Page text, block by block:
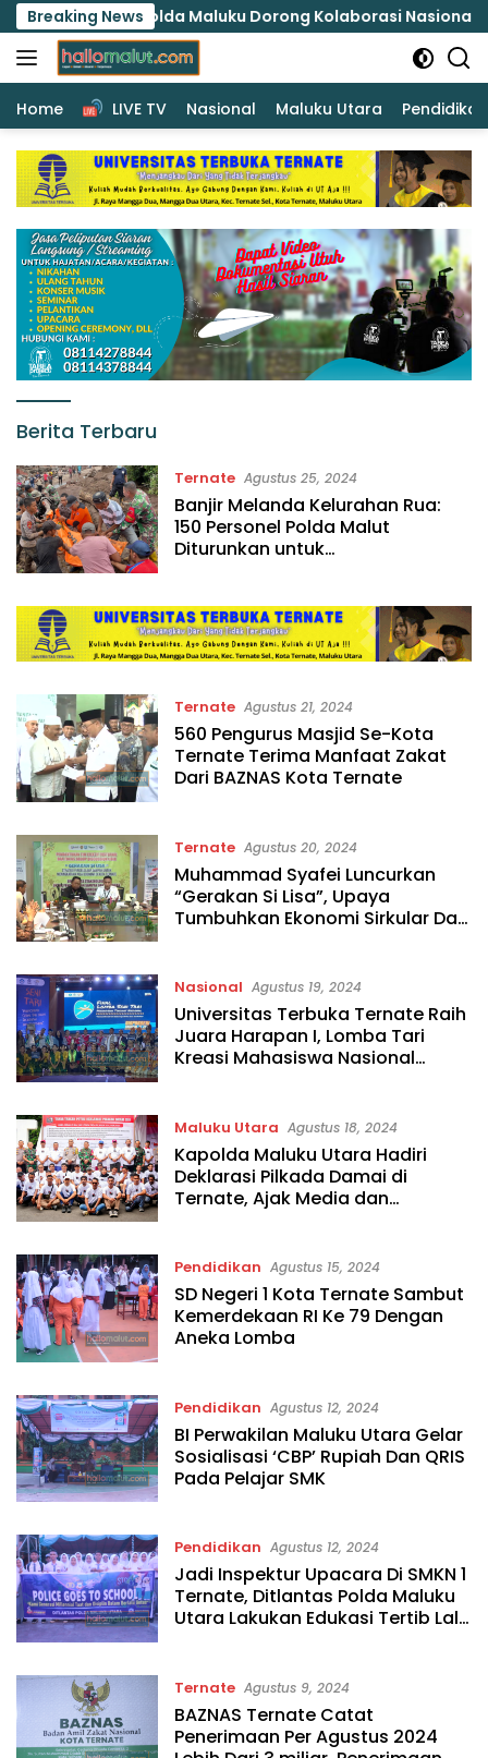
Langsung
ke
konten
Breaking News
Polda Maluku Dorong Kolaborasi Nasional Lindungi
Home LIVE TV Nasional Maluku Utara Pendidikan
hallomalut.com
Menyajikan
Informasi
Terbaru
&
Terupdate
Berita Terbaru
Ternate Agustus 25, 2024
Banjir Melanda Kelurahan Rua:
150 Personel Polda Malut
Diturunkan untuk
Ternate Agustus 21, 2024
560 Pengurus Masjid Se-Kota
Ternate Terima Manfaat Zakat
Dari BAZNAS Kota Ternate
Ternate Agustus 20, 2024
Muhammad Syafei Luncurkan
“Gerakan Si Lisa”, Upaya
Tumbuhkan Ekonomi Sirkular Dari
Nasional Agustus 19, 2024
Universitas Terbuka Ternate Raih
Juara Harapan I, Lomba Tari
Kreasi Mahasiswa Nasional
Maluku Utara Agustus 18, 2024
Kapolda Maluku Utara Hadiri
Deklarasi Pilkada Damai di
Ternate, Ajak Media dan
Pendidikan Agustus 15, 2024
SD Negeri 1 Kota Ternate Sambut
Kemerdekaan RI Ke 79 Dengan
Aneka Lomba
Pendidikan Agustus 12, 2024
BI Perwakilan Maluku Utara Gelar
Sosialisasi ‘CBP’ Rupiah Dan QRIS
Pada Pelajar SMK
Pendidikan Agustus 12, 2024
Jadi Inspektur Upacara Di SMKN 1
Ternate, Ditlantas Polda Maluku
Utara Lakukan Edukasi Tertib Lalu
Ternate Agustus 9, 2024
BAZNAS Ternate Catat
Penerimaan Per Agustus 2024